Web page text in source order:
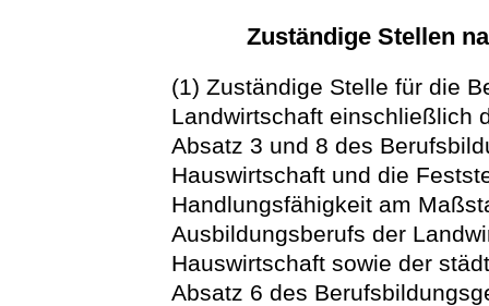
Zuständige Stellen
(1) Zuständige Stelle für die
Landwirtschaft einschließlich
Absatz 3 und 8 des
Hauswirtschaft und die
Handlungsfähigkeit am
Ausbildungsberufs der
Hauswirtschaft sowie der
Absatz 6 des